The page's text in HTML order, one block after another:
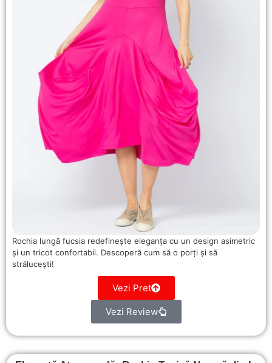
Rochia lungă fucsia redefinește eleganța cu un design asimetric
și un tricot confortabil. Descoperă cum să o porți și să
strălucești!
Vezi Pret
Vezi Review